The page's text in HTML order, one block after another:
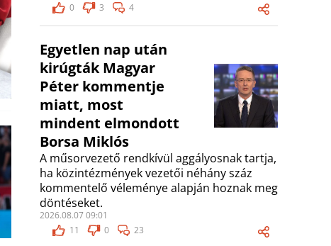
0
3 4
Egyetlen nap után
kirúgták Magyar
Péter kommentje
miatt, most
mindent elmondott
Borsa Miklós
A műsorvezető rendkívül aggályosnak tartja,
ha közintézmények vezetői néhány száz
kommentelő véleménye alapján hoznak meg
döntéseket.
2026.08.07 09:01
11
0 23